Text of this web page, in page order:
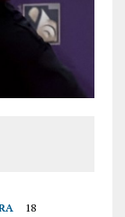
18